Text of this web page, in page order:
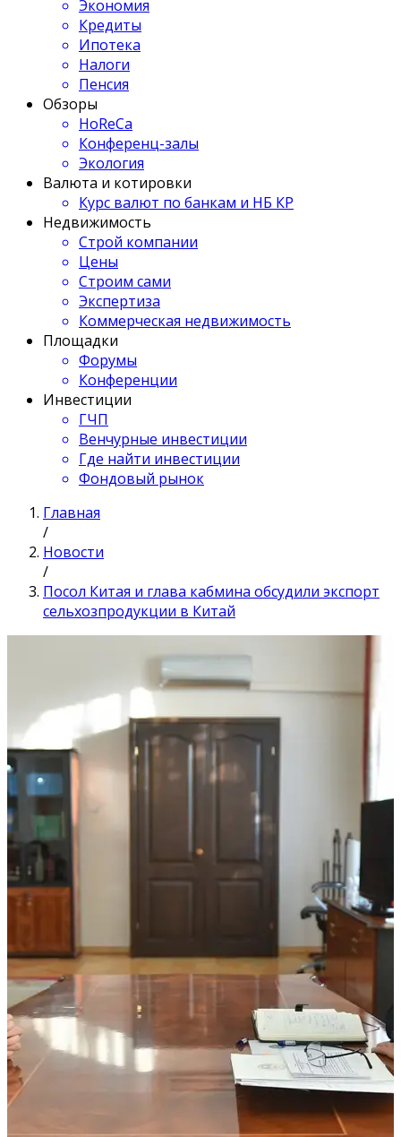
Экономия
Кредиты
Ипотека
Налоги
Пенсия
Обзоры
HoReCa
Конференц-залы
Экология
Валюта и котировки
Курс валют по банкам и НБ КР
Недвижимость
Строй компании
Цены
Строим сами
Экспертиза
Коммерческая недвижимость
Площадки
Форумы
Конференции
Инвестиции
ГЧП
Венчурные инвестиции
Где найти инвестиции
Фондовый рынок
Главная
/
Новости
/
Посол Китая и глава кабмина обсудили экспорт
сельхозпродукции в Китай